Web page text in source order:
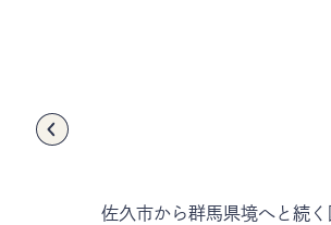
佐久市から群馬県境へと続